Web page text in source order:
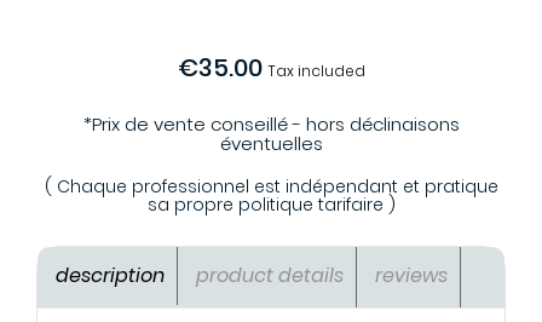
€35.00 Tax included
*Prix de vente conseillé - hors déclinaisons
éventuelles
( Chaque professionnel est indépendant et pratique
sa propre politique tarifaire )
description product details reviews